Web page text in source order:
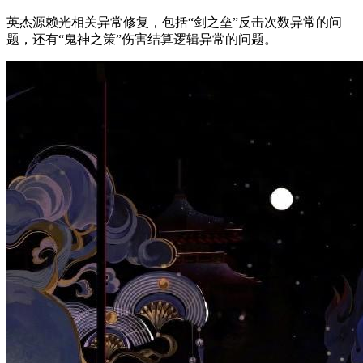
英杰源赖光相关异常修复，包括“剑之垒”反击次数异常的问
题，还有“鬼神之策”伤害结算逻辑异常的问题。